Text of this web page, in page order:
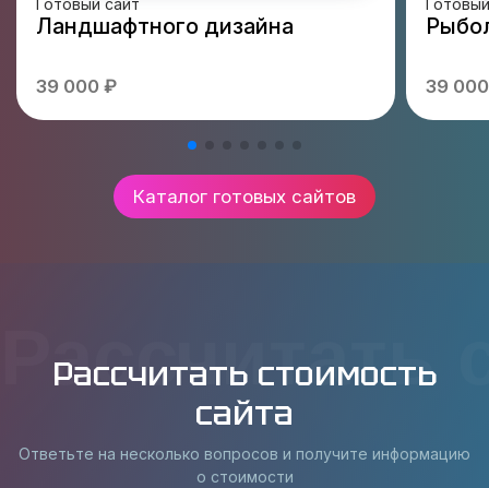
Готовый сайт
Ландшафтного дизайна
39 000 ₽ 39
Каталог готовых сайтов
Рассчитать стоимость
сайта
Ответьте на несколько вопросов и получите информацию
о стоимости